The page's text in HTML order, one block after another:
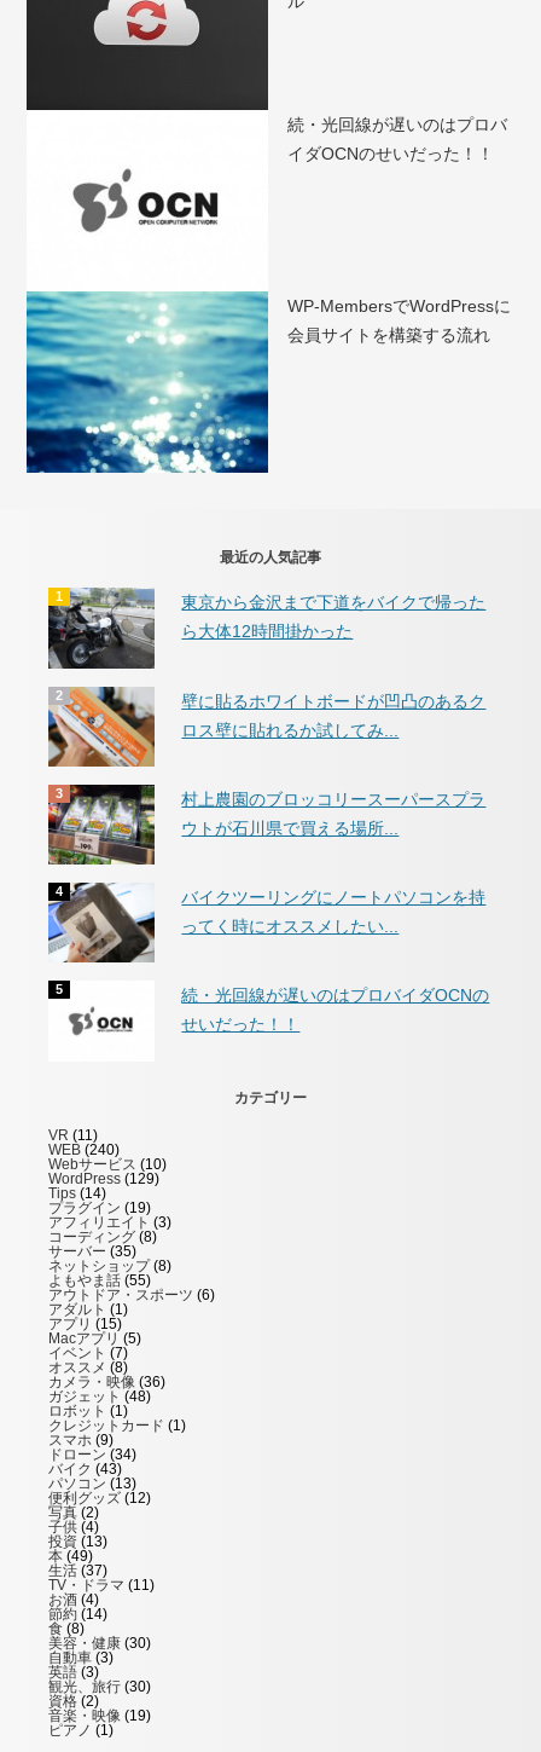
続・光回線が遅いのはプロバ
イダOCNのせいだった！！
WP-MembersでWordPressに
会員サイトを構築する流れ
最近の人気記事
東京から金沢まで下道をバイクで帰った
ら大体12時間掛かった
壁に貼るホワイトボードが凹凸のあるク
ロス壁に貼れるか試してみ...
村上農園のブロッコリースーパースプラ
ウトが石川県で買える場所...
バイクツーリングにノートパソコンを持
ってく時にオススメしたい...
続・光回線が遅いのはプロバイダOCNの
せいだった！！
カテゴリー
VR (11)
WEB (240)
Webサービス (10)
WordPress (129)
Tips (14)
プラグイン (19)
アフィリエイト (3)
コーディング (8)
サーバー (35)
ネットショップ(8)
よもやま話 (55)
アウトドア・スポーツ (6)
アダルト (1)
アプリ (15)
Macアプリ (5)
イベント (7)
オススメ (8)
カメラ・映像 (36)
ガジェット (48)
ロボット (1)
クレジットカード (1)
スマホ (9)
ドローン (34)
バイク (43)
パソコン (13)
便利グッズ (12)
写真 (2)
子供 (4)
投資 (13)
本 (49)
生活 (37)
TV・ドラマ (11)
お酒 (4)
節約 (14)
食 (8)
美容・健康 (30)
自動車 (3)
英語 (3)
観光、旅行 (30)
資格 (2)
音楽・映像 (19)
ピアノ (1)